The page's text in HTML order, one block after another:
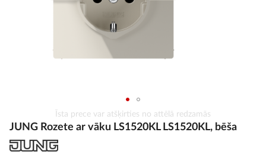
uz
sākumu
Īsta prece var atšķirties no attēlā redzamās
JUNG Rozete ar vāku LS1520KL LS1520KL, bēša